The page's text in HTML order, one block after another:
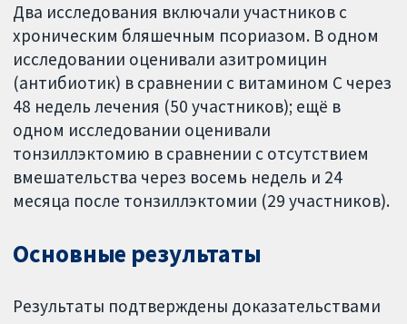
Два исследования включали участников с
хроническим бляшечным псориазом. В одном
исследовании оценивали азитромицин
(антибиотик) в сравнении с витамином С через
48 недель лечения (50 участников); ещё в
одном исследовании оценивали
тонзиллэктомию в сравнении с отсутствием
вмешательства через восемь недель и 24
месяца после тонзиллэктомии (29 участников).
Основные результаты
Результаты подтверждены доказательствами